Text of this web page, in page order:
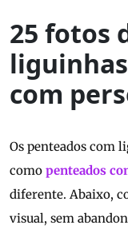
25 fotos
com
Os penteados com
como penteados
diferente. Abaixo,
visual, sem